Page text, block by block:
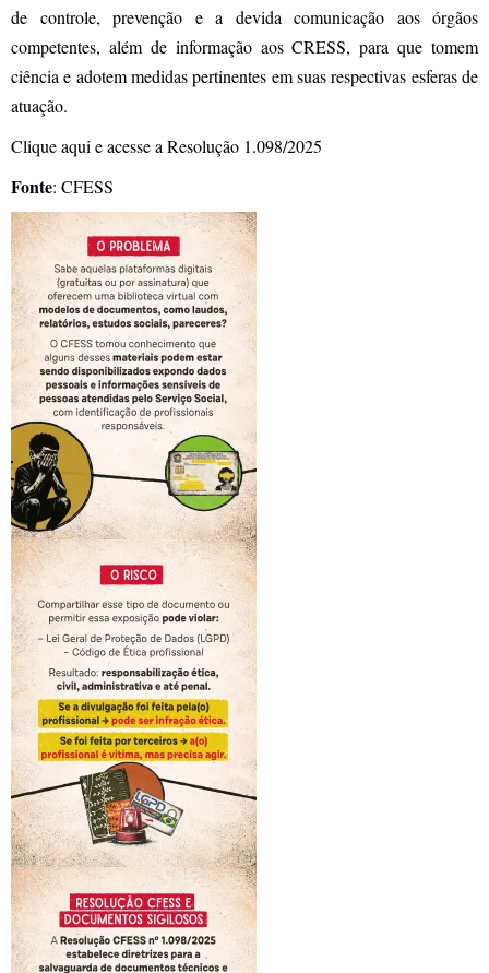
de controle, prevenção e a devida comunicação aos órgãos
competentes, além de informação aos CRESS, para que tomem
ciência e adotem medidas pertinentes em suas respectivas esferas de
atuação.
Clique aqui e acesse a Resolução 1.098/2025
Fonte: CFESS